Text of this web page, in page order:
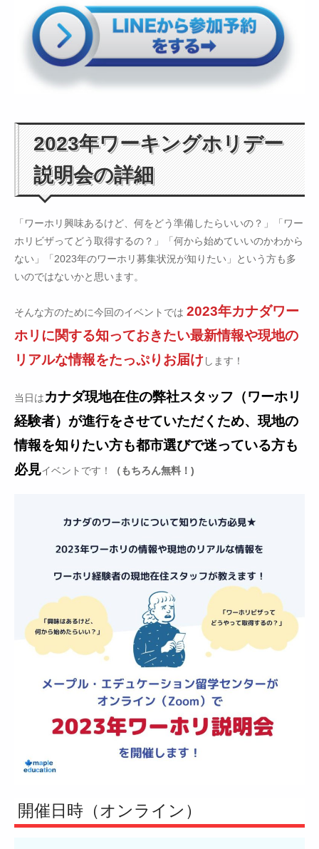
2023年ワーキングホリデー
説明会の詳細
「ワーホリ興味あるけど、何をどう準備したらいいの？」「ワー
ホリビザってどう取得するの？」「何から始めていいのかわから
ない」「2023年のワーホリ募集状況が知りたい」という方も多
いのではないかと思います。
そんな方のために今回のイベントでは 2023年カナダワー
ホリに関する知っておきたい最新情報や現地の
リアルな情報をたっぷりお届けします！
当日はカナダ現地在住の弊社スタッフ（ワーホリ
経験者）が進行をさせていただくため、現地の
情報を知りたい方も都市選びで迷っている方も
必見イベントです！ （もちろん無料！)
開催日時（オンライン）